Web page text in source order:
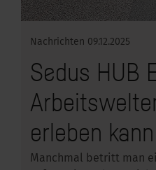
Nachrichten 09.12.2025
Sedus HUB
erleben kann
Manchmal betritt man